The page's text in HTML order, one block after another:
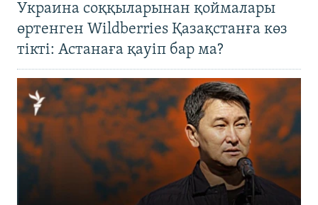
Украина соққыларынан қоймалары
өртенген Wildberries Қазақстанға көз
тікті: Астанаға қауіп бар ма?